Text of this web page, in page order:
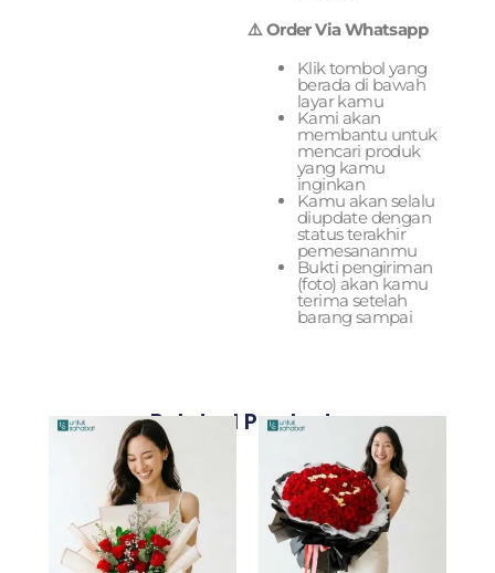
⚠️ Order Via Whatsapp
Klik tombol yang
berada di bawah
layar kamu
Kami akan
membantu untuk
mencari produk
yang kamu
inginkan
Kamu akan selalu
diupdate dengan
status terakhir
pemesananmu
Bukti pengiriman
(foto) akan kamu
terima setelah
barang sampai
Related Products